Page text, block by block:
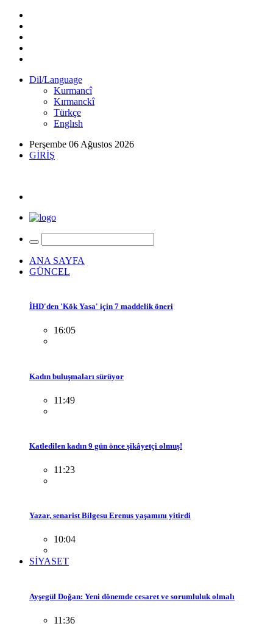
Dil/Language
Kurmancî
Kırmanckî
Türkçe
Englısh
Perşembe 06 Ağustos 2026
GİRİŞ
ANA SAYFA
GÜNCEL
İHD'den 'Kök Yasa' için 7 maddelik öneri
16:05
Kadın buluşmaları sürüyor
11:49
Katledilen kadın 9 gün önce şikâyetçi olmuş!
11:23
Yazar, senarist Bilgesu Erenus yaşamını yitirdi
10:04
SİYASET
Ayşegül Doğan: Yeni dönemde cesaret ve sorumluluk olmalı
11:36